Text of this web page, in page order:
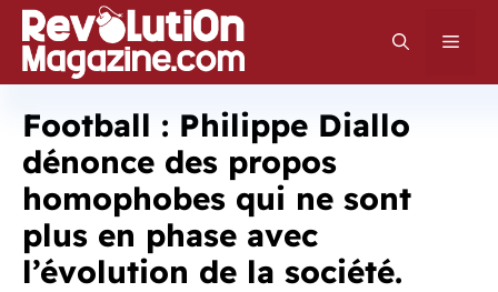
Aller
au
contenu
Football : Philippe Diallo
dénonce des propos
homophobes qui ne sont
plus en phase avec
l’évolution de la société.